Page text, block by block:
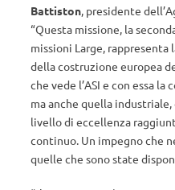
Battiston, presidente
“Questa missione, la
missioni Large, rappresenta
della costruzione europea
che vede l’ASI e con essa
ma anche quella
livello di eccellenza
continuo. Un impegno che
quelle che sono state